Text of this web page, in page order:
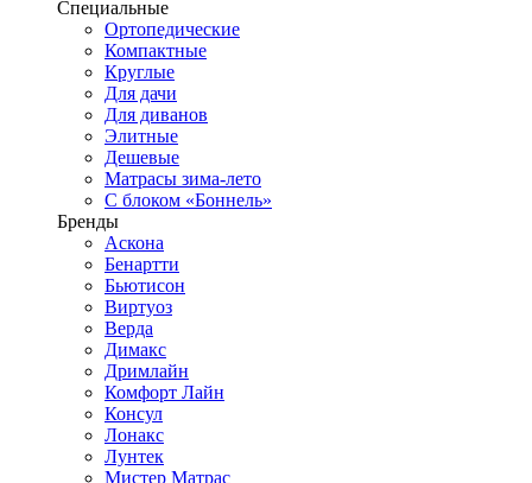
Специальные
Ортопедические
Компактные
Круглые
Для дачи
Для диванов
Элитные
Дешевые
Матрасы зима-лето
С блоком «Боннель»
Бренды
Аскона
Бенартти
Бьютисон
Виртуоз
Верда
Димакс
Дримлайн
Комфорт Лайн
Консул
Лонакс
Лунтек
Мистер Матрас